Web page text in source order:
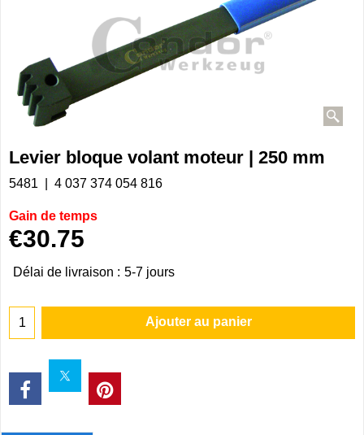
Levier bloque volant moteur | 250 mm
5481 4 037 374 054 816
Gain de temps
€30.75
Délai de livraison : 5-7 jours
Ajouter au panier